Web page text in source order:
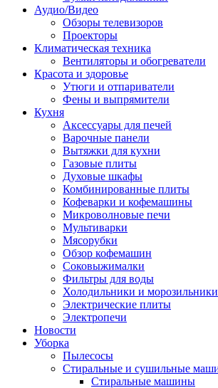
Аудио/Видео
Обзоры телевизоров
Проекторы
Климатическая техника
Вентиляторы и обогреватели
Красота и здоровье
Утюги и отпариватели
Фены и выпрямители
Кухня
Аксессуары для печей
Варочные панели
Вытяжки для кухни
Газовые плиты
Духовые шкафы
Комбинированные плиты
Кофеварки и кофемашины
Микроволновые печи
Мультиварки
Мясорубки
Обзор кофемашин
Соковыжималки
Фильтры для воды
Холодильники и морозильники
Электрические плиты
Электропечи
Новости
Уборка
Пылесосы
Стиральные и сушильные
Стиральные машины